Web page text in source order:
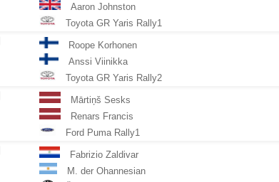
Aaron Johnston
Toyota GR Yaris Rally1
Roope Korhonen
Anssi Viinikka
Toyota GR Yaris Rally2
Mārtiņš Sesks
Renars Francis
Ford Puma Rally1
Fabrizio Zaldivar
M. der Ohannesian